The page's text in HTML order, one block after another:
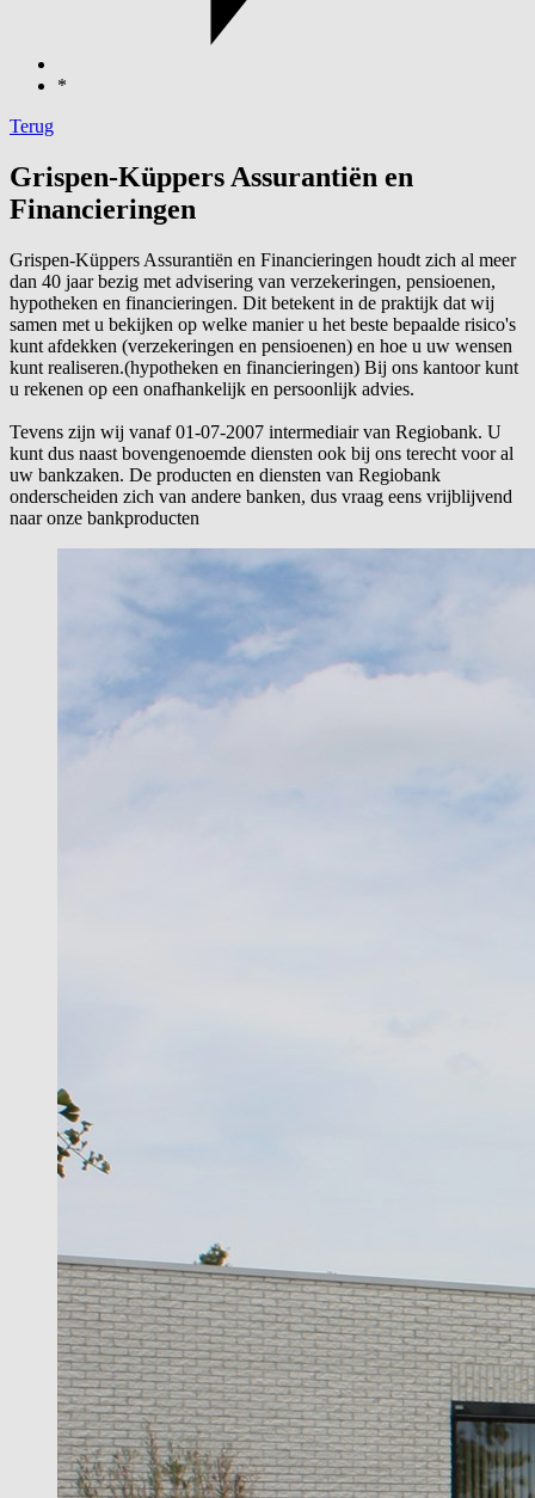
*
Terug
Grispen-Küppers Assurantiën en
Financieringen
Grispen-Küppers Assurantiën en Financieringen houdt zich al meer
dan 40 jaar bezig met advisering van verzekeringen, pensioenen,
hypotheken en financieringen. Dit betekent in de praktijk dat wij
samen met u bekijken op welke manier u het beste bepaalde risico's
kunt afdekken (verzekeringen en pensioenen) en hoe u uw wensen
kunt realiseren.(hypotheken en financieringen) Bij ons kantoor kunt
u rekenen op een onafhankelijk en persoonlijk advies.
Tevens zijn wij vanaf 01-07-2007 intermediair van Regiobank. U
kunt dus naast bovengenoemde diensten ook bij ons terecht voor al
uw bankzaken. De producten en diensten van Regiobank
onderscheiden zich van andere banken, dus vraag eens vrijblijvend
naar onze bankproducten